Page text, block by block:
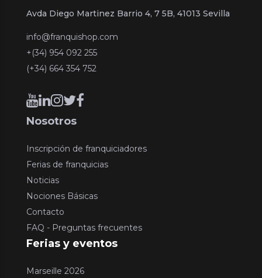
Avda Diego Martinez Barrio 4, 7 5B, 41013 Sevilla
info@franquishop.com
+(34) 954 092 255
(+34) 664 354 752
Nosotros
Inscripción de franquiciadores
Ferias de franquicias
Noticias
Nociones Básicas
Contacto
FAQ - Preguntas frecuentes
Ferias y eventos
Marseille 2026